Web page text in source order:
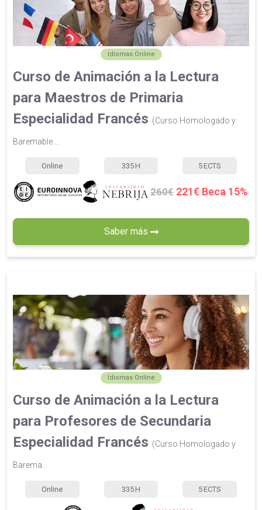
Idiomas Online
Curso de Animación a la Lectura
para Maestros de Primaria
Especialidad Francés (Curso Homologado y
Baremable ...
Online 335 H 5 ECTS
260€ 221€ Beca 15%
Saber más
Idiomas Online
Curso de Animación a la Lectura
para Profesores de Secundaria
Especialidad Francés (Curso Homologado y
Barema...
Online 335 H 5 ECTS